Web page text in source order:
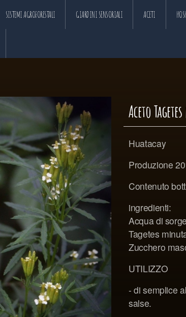
SISTEMI AGROFORESTALI GIARDINI SENSORIALI ACETI
Aceto
Huatacay
Produzione
Contenuto
ingredienti:
Acqua di
Tagetes
Zucchero
UTILIZZO
- di semplice
salse.